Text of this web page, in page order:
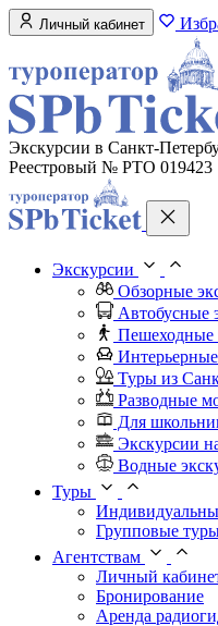
Личный кабинет
Экскурсии в Санкт-
Реестровый № РТО 019423
Экскурсии
Обзорные
Автобусные
Пешеходные
Туры из
Разводные
Для
Экскурсии
Водные
Туры
Групповые
Агентствам
Личный
Бронирование
Аренда